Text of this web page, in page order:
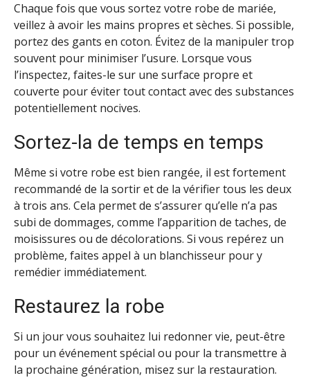
Chaque fois que vous sortez votre robe de mariée,
veillez à avoir les mains propres et sèches. Si possible,
portez des gants en coton. Évitez de la manipuler trop
souvent pour minimiser l’usure. Lorsque vous
l’inspectez, faites-le sur une surface propre et
couverte pour éviter tout contact avec des substances
potentiellement nocives.
Sortez-la de temps en temps
Même si votre robe est bien rangée, il est fortement
recommandé de la sortir et de la vérifier tous les deux
à trois ans. Cela permet de s’assurer qu’elle n’a pas
subi de dommages, comme l’apparition de taches, de
moisissures ou de décolorations. Si vous repérez un
problème, faites appel à un blanchisseur pour y
remédier immédiatement.
Restaurez la robe
Si un jour vous souhaitez lui redonner vie, peut-être
pour un événement spécial ou pour la transmettre à
la prochaine génération, misez sur la restauration.